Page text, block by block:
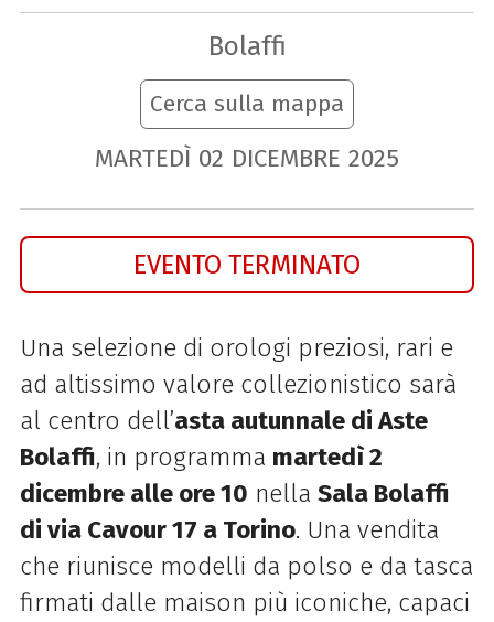
Bolaffi
Cerca sulla mappa
MARTEDÌ 02 DICEMBRE 2025
EVENTO TERMINATO
Una selezione di orologi preziosi, rari e
ad altissimo valore collezionistico sarà
al centro dell’asta autunnale di Aste
Bolaffi, in programma martedì 2
dicembre alle ore 10 nella Sala Bolaffi
di via Cavour 17 a Torino. Una vendita
che riunisce modelli da polso e da tasca
firmati dalle maison più iconiche, capaci